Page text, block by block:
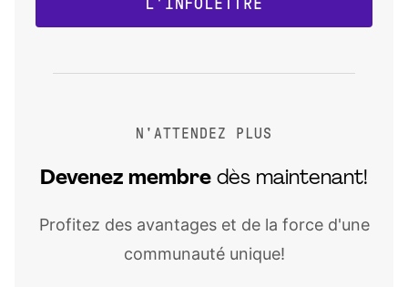
L'INFOLETTRE
N'ATTENDEZ PLUS
Devenez membre dès maintenant!
Profitez des avantages et de la force d'une
communauté unique!